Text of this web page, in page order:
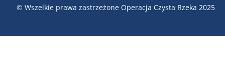
© Wszelkie prawa zastrzeżone Operacja Czysta Rzeka 2025